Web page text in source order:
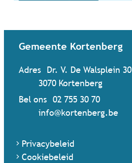
Gemeente Kortenberg
Adres Dr. V. De Walsplein 30
,
3070 Kortenberg
Bel ons 02 755 30 70
Mail ons
info@kortenberg.be
Privacybeleid
Cookiebeleid